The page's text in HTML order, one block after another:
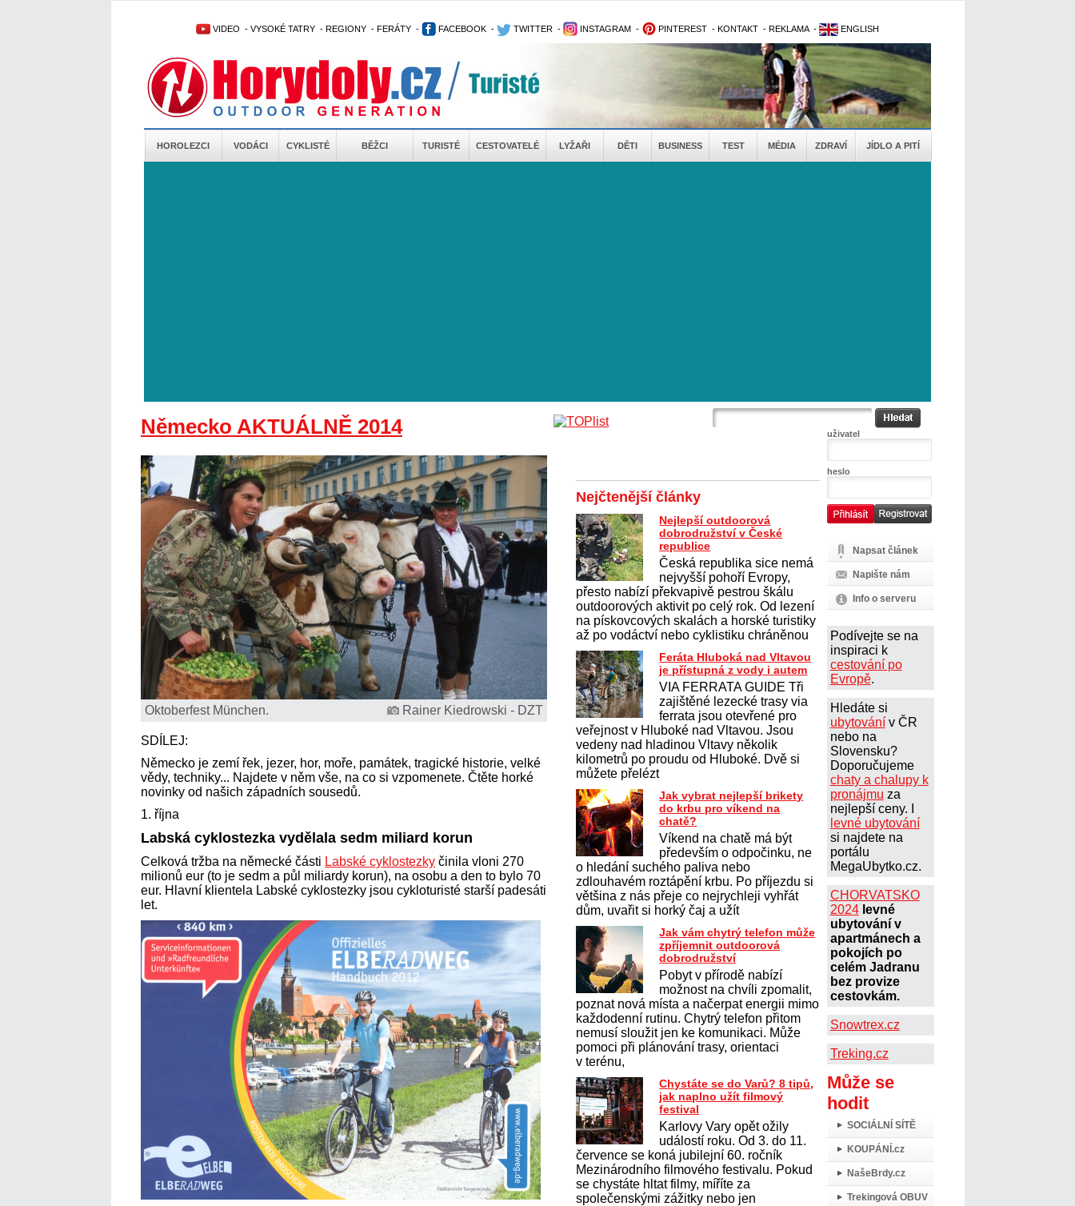
VIDEO - VYSOKÉ TATRY - REGIONY - FERÁTY - FACEBOOK - TWITTER - INSTAGRAM - PINTEREST - KONTAKT - REKLAMA - ENGLISH
HOROLEZCI VODÁCI CYKLISTÉ BĚŽCI TURISTÉ CESTOVATELÉ LYŽAŘI DĚTI BUSINESS TEST MÉDIA ZDRAVÍ JÍDLO A PITÍ
Německo AKTUÁLNĚ 2014
Oktoberfest München. Rainer Kiedrowski - DZT
SDÍLEJ:
Německo je zemí řek, jezer, hor, moře, památek, tragické historie, velké
vědy, techniky... Najdete v něm vše, na co si vzpomenete. Čtěte horké
novinky od našich západních sousedů.
1. října
Labská cyklostezka vydělala sedm miliard korun
Celková tržba na německé části Labské cyklostezky činila vloni 270
milionů eur (to je sedm a půl miliardy korun), na osobu a den to bylo 70
eur. Hlavní klientela Labské cyklostezky jsou cykloturisté starší padesáti
let.
uživatel
heslo
Napsat článek
Napište nám
Info o serveru
Podívejte se na
inspiraci k
cestování po
Evropě.
Hledáte si
ubytovánív ČR
nebo na
Slovensku?
Doporučujeme
chaty a chalupy k
pronájmu za
nejlepší ceny. I
levné ubytování
si najdete na
portálu
MegaUbytko.cz.
CHORVATSKO
2024 levné
ubytování v
apartmánech a
pokojích po
celém Jadranu
bez provize
cestovkám.
Snowtrex.cz
Treking.cz
Může se
hodit
SOCIÁLNÍ SÍTĚ
KOUPÁNÍ.cz
NašeBrdy.cz
Trekingová OBUV
Nejčtenější články
Nejlepší outdoorová
dobrodružství v České
republice
Česká republika sice nemá
nejvyšší pohoří Evropy,
přesto nabízí překvapivě pestrou škálu
outdoorových aktivit po celý rok. Od lezení
na pískovcových skalách a horské turistiky
až po vodáctví nebo cyklistiku chráněnou
Feráta Hluboká nad Vltavou
je přístupná z vody i autem
VIA FERRATA GUIDE Tři
zajištěné lezecké trasy via
ferrata jsou otevřené pro
veřejnost v Hluboké nad Vltavou. Jsou
vedeny nad hladinou Vltavy několik
kilometrů po proudu od Hluboké. Dvě si
můžete přelézt
Jak vybrat nejlepší brikety
do krbu pro víkend na
chatě?
Víkend na chatě má být
především o odpočinku, ne
o hledání suchého paliva nebo
zdlouhavém roztápění krbu. Po příjezdu si
většina z nás přeje co nejrychleji vyhřát
dům, uvařit si horký čaj a užít
Jak vám chytrý telefon může
zpříjemnit outdoorová
dobrodružství
Pobyt v přírodě nabízí
možnost na chvíli zpomalit,
poznat nová místa a načerpat energii mimo
každodenní rutinu. Chytrý telefon přitom
nemusí sloužit jen ke komunikaci. Může
pomoci při plánování trasy, orientaci
v terénu,
Chystáte se do Varů? 8 tipů,
jak naplno užít filmový
festival
Karlovy Vary opět ožily
událostí roku. Od 3. do 11.
července se koná jubilejní 60. ročník
Mezinárodního filmového festivalu. Pokud
se chystáte hltat filmy, míříte za
společenskými zážitky nebo jen